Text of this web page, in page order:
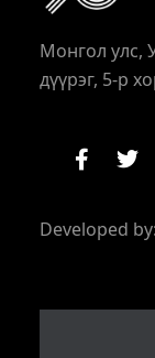
Монгол улс,
дүүрэг, 5-р
Developed by: